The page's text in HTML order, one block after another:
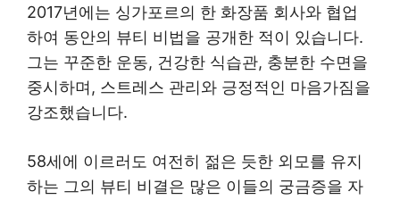
2017년에는 싱가포르의 한 화장품 회사와 협업
하여 동안의 뷰티 비법을 공개한 적이 있습니다.
그는 꾸준한 운동, 건강한 식습관, 충분한 수면을
중시하며, 스트레스 관리와 긍정적인 마음가짐을
강조했습니다.
58세에 이르러도 여전히 젊은 듯한 외모를 유지
하는 그의 뷰티 비결은 많은 이들의 궁금증을 자